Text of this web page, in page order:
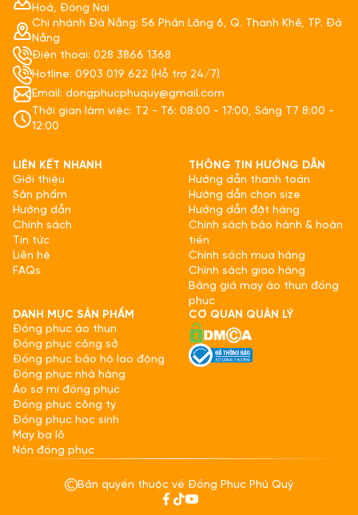
Hoà, Đồng Nai
Chi nhánh Đà Nẵng: 56 Phần Lăng 6, Q. Thanh Khê, TP. Đà
Nẵng
Điện thoại: 028 3866 1368
Hotline: 0903 019 622 (Hỗ trợ 24/7)
Email: dongphucphuquy@gmail.com
Thời gian làm việc: T2 - T6: 08:00 - 17:00, Sáng T7 8:00 -
12:00
LIÊN KẾT NHANH
Giới thiệu
Sản phẩm
Hướng dẫn
Chính sách
Tin tức
Liên hệ
FAQs
THÔNG TIN HƯỚNG DẪN
Hướng dẫn thanh toán
Hướng dẫn chọn size
Hướng dẫn đặt hàng
Chính sách bảo hành & hoàn
tiền
Chính sách mua hàng
Chính sách giao hàng
Bảng giá may áo thun đồng
phục
DANH MỤC SẢN PHẨM
Đồng phục áo thun
Đồng phục công sở
Đồng phục bảo hộ lao động
Đồng phục nhà hàng
Áo sơ mi đồng phục
Đồng phục công ty
Đồng phục học sinh
May ba lô
Nón đồng phục
CƠ QUAN QUẢN LÝ
Bản quyền thuộc về Đồng Phục Phú Quý